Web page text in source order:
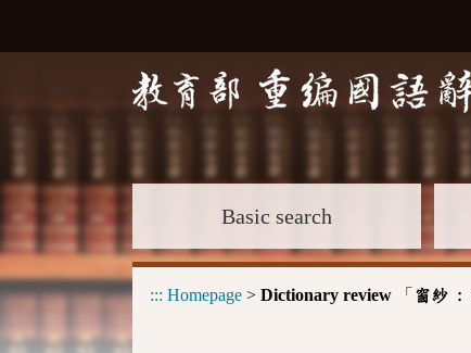
Basic search
::: Homepage > Dictionary review 「 窗紗 :